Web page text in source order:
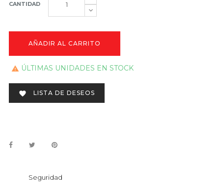
CANTIDAD
AÑADIR AL CARRITO
 ÚLTIMAS UNIDADES EN STOCK
 LISTA DE DESEOS
Seguridad